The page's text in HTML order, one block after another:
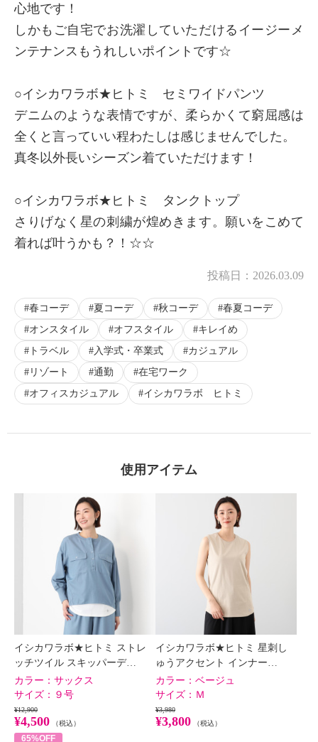
心地です！
しかもご自宅でお洗濯していただけるイージーメ
ンテナンスもうれしいポイントです☆
○イシカワラボ★ヒトミ セミワイドパンツ
デニムのような表情ですが、柔らかくて窮屈感は
全くと言っていい程わたしは感じませんでした。
真冬以外長いシーズン着ていただけます！
○イシカワラボ★ヒトミ タンクトップ
さりげなく星の刺繍が煌めきます。願いをこめて
着れば叶うかも？！☆☆
投稿日： 2026.03.09
春コーデ 夏コーデ 秋コーデ
春夏コーデ
オンスタイル
オフスタイル
キレイめ
トラベル
入学式・卒業式
カジュアル
リゾート
通勤
在宅ワーク
オフィスカジュアル
イシカワラボ ヒトミ
使用アイテム
イシカワラボ★ヒトミ ストレ
ッチツイル スキッパーデ…
カラー： サックス
サイズ： ９号
¥12,900
¥4,500 （税込）
65%OFF
イシカワラボ★ヒトミ 星刺し
ゅうアクセント インナー…
カラー： ベージュ
サイズ： Ｍ
¥3,980
¥3,800 （税込）